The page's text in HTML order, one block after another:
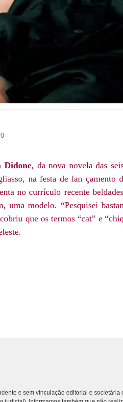
Didone, da nova novela das
na festa de lan çamento
no currículo recente
uma modelo. “Pesquisei
que os termos “cat” e
e sem vinculação editorial e societária